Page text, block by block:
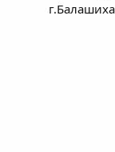
г.Балашиха